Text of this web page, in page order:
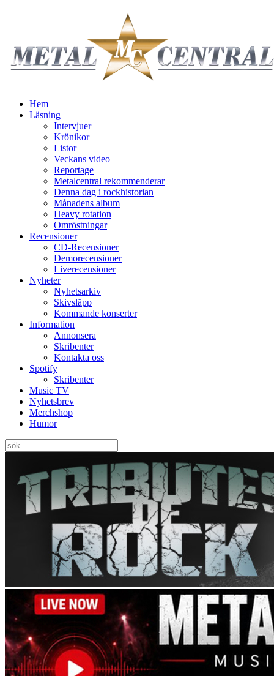
Hem
Läsning
Intervjuer
Krönikor
Listor
Veckans video
Reportage
Metalcentral rekommenderar
Denna dag i rockhistorian
Månadens album
Heavy rotation
Omröstningar
Recensioner
CD-Recensioner
Demorecensioner
Liverecensioner
Nyheter
Nyhetsarkiv
Skivsläpp
Kommande konserter
Information
Annonsera
Skribenter
Kontakta oss
Spotify
Skribenter
Music TV
Nyhetsbrev
Merchshop
Humor